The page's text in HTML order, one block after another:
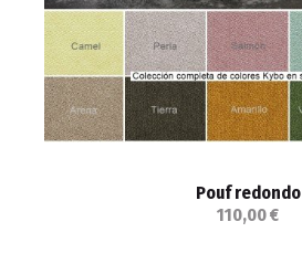
Pouf redondo
110,00 €